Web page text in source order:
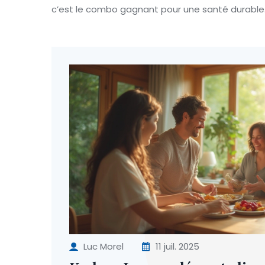
c’est le combo gagnant pour une santé
Luc Morel 11 juil. 2025